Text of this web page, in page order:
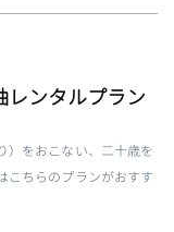
レンタルプラン
）をおこない、二十歳を
こちらのプランがおすす